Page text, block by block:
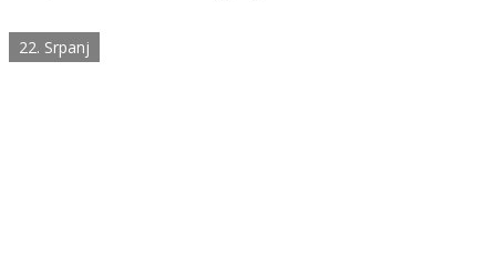
Šibensko - kninske županije
22. Srpanj